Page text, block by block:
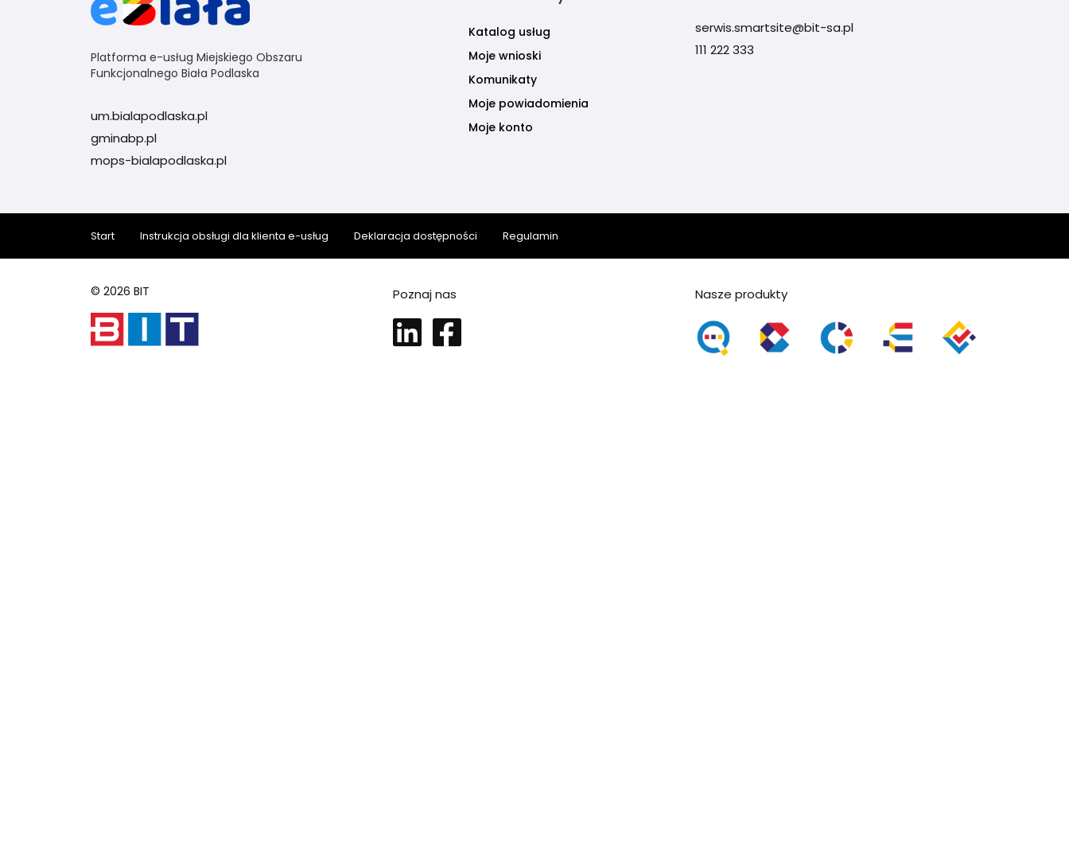
Platforma e-usług Miejskiego Obszaru
Funkcjonalnego Biała Podlaska
um.bialapodlaska.pl
gminabp.pl
mops-bialapodlaska.pl
Katalog usług
Moje wnioski
Komunikaty
Moje powiadomienia
Moje konto
serwis.smartsite@bit-sa.pl
111 222 333
Start Instrukcja obsługi dla klienta e-usług Deklaracja dostępności Regulamin
© 2026 BIT Poznaj nas
LinkedInFacebook
Nasze produkty
SmartSite LupeSmartSite CMSSmartSite Organizator
SmartSite eKolejkaSmartSite eUsługi